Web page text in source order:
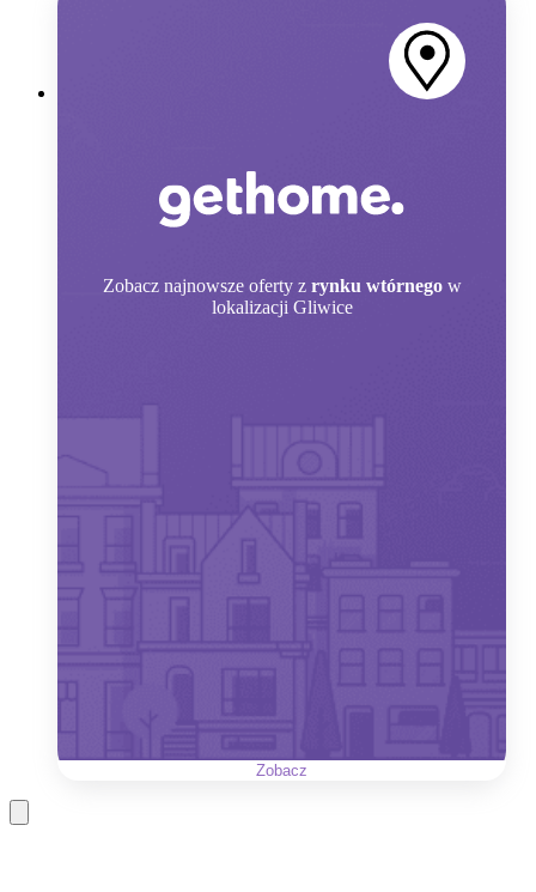
Zobacz najnowsze oferty z rynku wtórnego w
lokalizacji Gliwice
Zobacz